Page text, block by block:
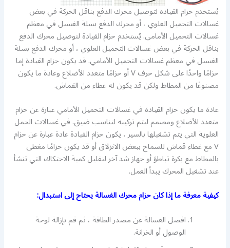
يُستخدم حزام القيادة لتوصيل محرك الدفع بناقل الحركة في بعض
غسالات التحميل العلوي ، أو محرك الدفع بسلة الغسيل في معظم
غسالات التحميل الأمامي. يُستخدم حزام القيادة لتوصيل محرك الدفع
بناقل الحركة في بعض غسالات التحميل العلوي ، أو محرك الدفع بسلة
الغسيل في معظم غسالات التحميل الأمامي. قد يكون حزام القيادة إما
حزامًا واحدًا على شكل حرف V أو حزامًا متعدد الأضلاع وعادة ما يكون
مصنوعًا من المطاط ولكن قد يكون له غطاء من القماش.
عادة ما يكون حزام القيادة في غسالات التحميل الأمامي عبارة عن حزام
متعدد الأضلاع ومصمم ليتم تركيبه لتناسب ضيق. في غسالات الحمل
العلوية التي يتم تشغيلها بالسير ، يكون حزام القيادة عادة عبارة عن حزام
V مع غطاء قماش للسماح ببعض الانزلاق أو قد يكون حزامًا مغطى
بالمطاط مع بكرة تباطؤ أو جهاز شد آخر لتقليل كمية الاحتكاك التي تنشأ
عند تشغيل المحرك يبدأ العمل.
كيفية معرفة ما إذا كان حزام محرك الغسالة يحتاج إلى استبدال:
افصل الغسالة عن مصدر الطاقة ، ثم قم بإزالة لوحة
الوصول أو الخزانة.